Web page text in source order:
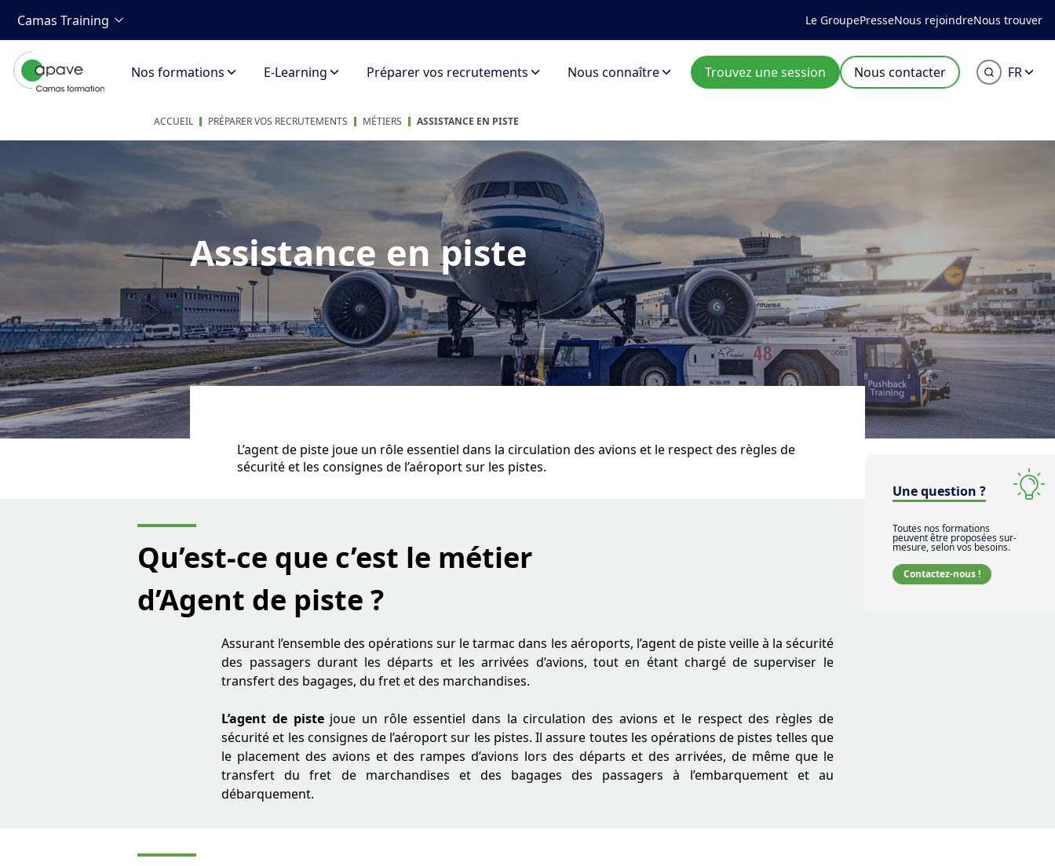
Camas Training Le GroupePresseNous rejoindreNous trouver
Nos formations E-Learning Préparer vos recrutements Nous connaître Trouvez une session Nous contacter FR
ACCUEIL PRÉPARER VOS RECRUTEMENTS MÉTIERS ASSISTANCE EN PISTE
Assistance en piste
L’agent de piste joue un rôle essentiel dans la circulation des avions et le respect des règles de
sécurité et les consignes de l’aéroport sur les pistes.
Qu’est-ce que c’est le métier
d’Agent de piste ?
Assurant l’ensemble des opérations sur le tarmac dans les aéroports, l’agent de piste veille à la sécurité
des passagers durant les départs et les arrivées d’avions, tout en étant chargé de superviser le
transfert des bagages, du fret et des marchandises.
L’agent de pistejoue un rôle essentiel dans la circulation des avions et le respect des règles de
sécurité et les consignes de l’aéroport sur les pistes. Il assure toutes les opérations de pistes telles que
le placement des avions et des rampes d’avions lors des départs et des arrivées, de même que le
transfert du fret de marchandises et des bagages des passagers à l’embarquement et au
débarquement.
Une question ?
Toutes nos formations
peuvent être proposées sur-
mesure, selon vos besoins.
Contactez-nous !